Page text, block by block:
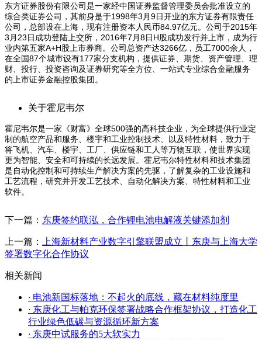
东方证券股份有限公司是一家经中国证券监督管理委员会批准设立的
综合类证券公司，其前身是于1998年3月9日开业的东方证券有限责任
公司，总部设在上海，现有注册资本人民币84.97亿元。公司于2015年
3月23日成功登陆上交所，2016年7月8日H股成功发行并上市，成为行
业内第五家A+H股上市券商。公司总资产达3266亿，员工7000余人，
在全国87个城市设有177家分支机构，提供证券、期货、资产管理、理
财、投行、投资咨询及证券研究等全方位、一站式专业综合金融服务
的上市证券金融控股集团。
关于霍尼韦尔
霍尼韦尔是一家《财富》全球500强的高科技企业，为全球提供行业定
制的航空产品和服务、楼宇和工业控制技术、以及特性材料，致力于
将飞机、汽车、楼宇、工厂、供应链和工人等万物互联，使世界实现
更为智能、安全和可持续的长远发展。霍尼韦尔特性材料和技术集团
是自动化控制和可持续生产解决方案的先驱，了解复杂的工业设施和
工艺流程，研究并开发工艺技术、自动化解决方案、特性材料和工业
软件。
下一篇： 东庚签约联泓，合作锂电池电解液关键添加剂
上一篇：
上海新材料产业数字引擎联盟成立丨东庚与上海大学
签署数字化合作协议
相关新闻
· 电池新国标落地：不起火的底线，藏在材料纯度里
· 东庚化工与帕克环保签署战略合作框架协议，打造化工
行业绿色低碳与资源循环新方案
· 东庚中试服务的5大软实力